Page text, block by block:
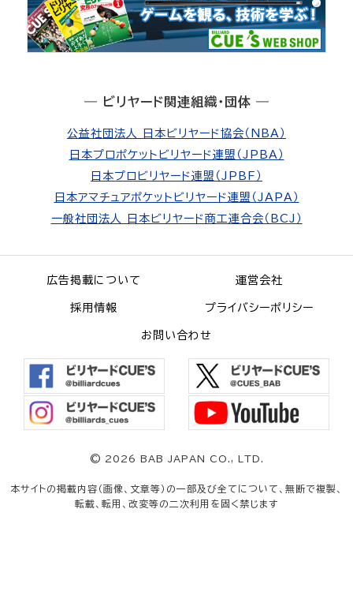
― ビリヤード関連組織・団体 ―
公益社団法人 日本ビリヤード協会（NBA）
日本プロポケットビリヤード連盟（JPBA）
日本プロビリヤード連盟（JPBF）
日本アマチュアポケットビリヤード連盟（JAPA）
一般社団法人 日本ビリヤード商工連合会（BCJ）
広告掲載について 運営会社
採用情報 プライバシーポリシー
お問い合わせ
© 2026 BAB JAPAN CO., LTD.
本サイトの掲載内容（画像、文章等）の一部及び全てについて、無断で複製、
転載、転用、改変等の二次利用を固く禁じます